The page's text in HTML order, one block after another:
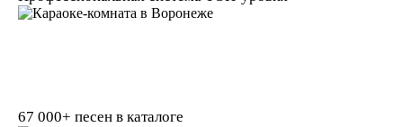
67 000+ песен в каталоге